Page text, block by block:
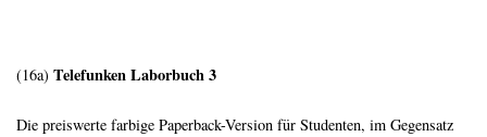
(16a) Telefunken Laborbuch 3
Die preiswerte farbige Paperback-Version für Studenten, im Gegensatz